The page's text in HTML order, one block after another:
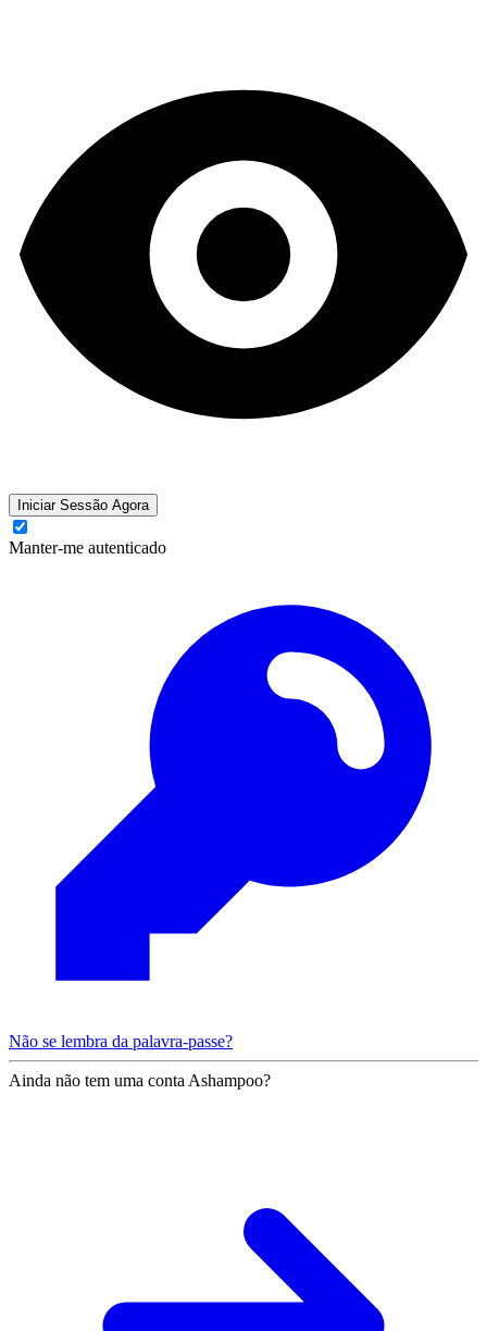
Iniciar Sessão Agora
Manter-me autenticado
Não se lembra da palavra-passe?
Ainda não tem uma conta Ashampoo?